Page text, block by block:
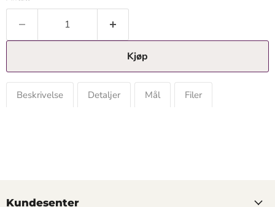
Kjøp
Beskrivelse Detaljer Mål Filer
Kundesenter